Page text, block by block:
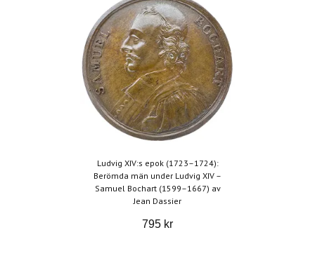
Ludvig XIV:s epok (1723–1724):
Berömda män under Ludvig XIV –
Samuel Bochart (1599–1667) av
Jean Dassier
795 kr